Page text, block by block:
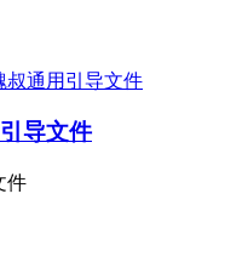
导文件
件